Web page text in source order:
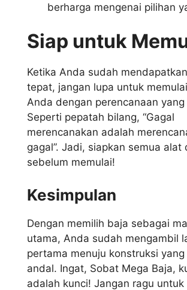
berharga mengenai pilihan
Siap untuk
Ketika Anda sudah
tepat, jangan lupa untuk
Anda dengan perencanaan
Seperti pepatah bilang, “Gagal
merencanakan adalah
gagal”. Jadi, siapkan semua alat
sebelum memulai!
Kesimpulan
Dengan memilih baja sebagai
utama, Anda sudah mengambil
pertama menuju konstruksi
andal. Ingat, Sobat Mega Baja,
adalah kunci! Jangan ragu untuk